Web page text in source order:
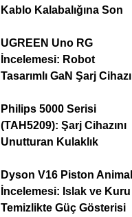
Kablo Kalabalığına Son
UGREEN Uno RG
İncelemesi: Robot
Tasarımlı GaN Şarj Cihazı
Philips 5000 Serisi
(TAH5209): Şarj Cihazını
Unutturan Kulaklık
Dyson V16 Piston Animal
İncelemesi: Islak ve Kuru
Temizlikte Güç Gösterisi